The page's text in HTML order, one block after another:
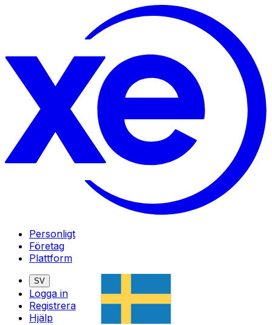
Personligt
Företag
Plattform
SV
Logga in
Registrera
Hjälp